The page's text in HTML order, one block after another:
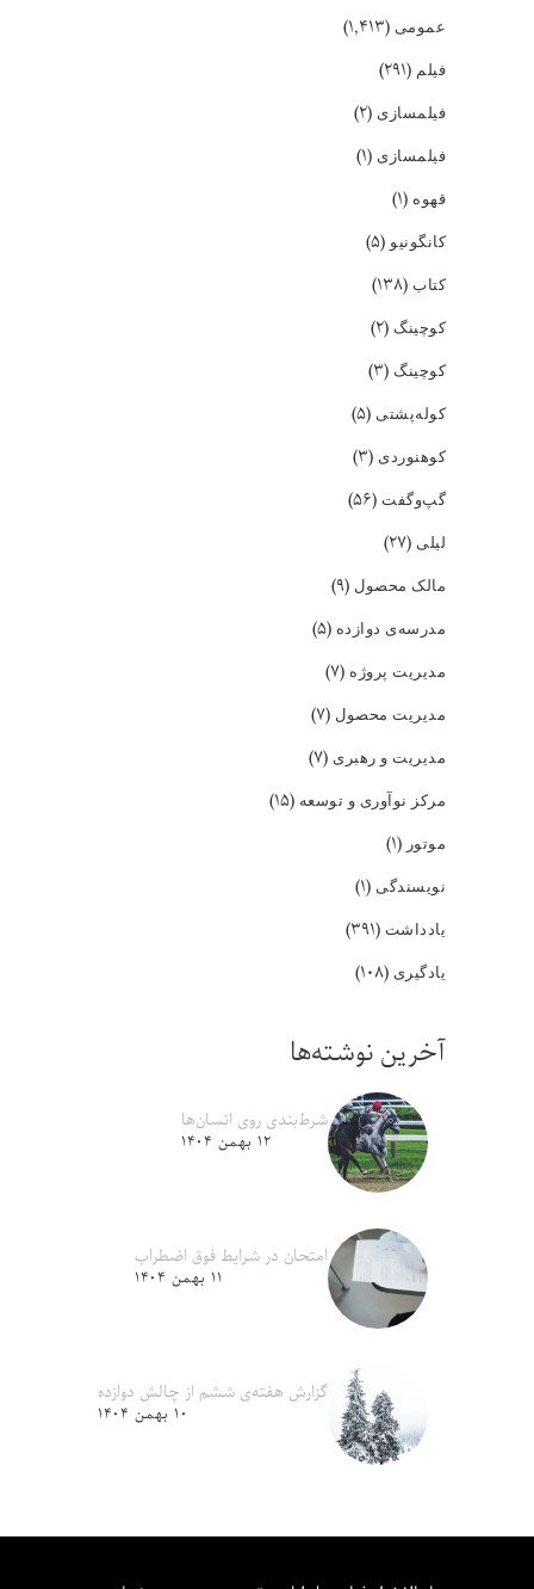
عمومی (۱,۴۱۳)
فیلم (۲۹۱)
فیلمسازی (۲)
فیلمسازی (۱)
قهوه (۱)
کانگونیو(۵)
کتاب (۱۳۸)
کوچینگ (۲)
کوچینگ (۳)
کوله‌پشتی (۵)
کوهنوردی (۳)
گپ‌و‌گفت (۵۶)
لیلی (۲۷)
مالک محصول (۹)
مدرسه‌ی دوازده (۵)
مدیریت پروژه (۷)
مدیریت محصول (۷)
مدیریت و رهبری (۷)
مرکز نوآوری و توسعه (۱۵)
موتور (۱)
نویسندگی (۱)
یادداشت (۳۹۱)
یادگیری (۱۰۸)
آخرین نوشته‌ها
شرط‌بندی روی انسان‌ها
۱۲ بهمن ۱۴۰۴
امتحان در شرایط فوق اضطراب
۱۱ بهمن ۱۴۰۴
گزارش هفته‌ی ششم از چالش دوازده
۱۰ بهمن ۱۴۰۴